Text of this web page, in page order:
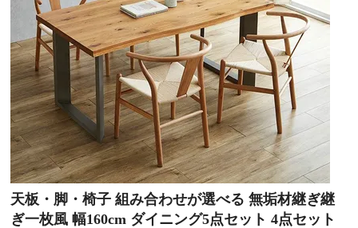
天板・脚・椅子 組み合わせが選べる 無垢材継ぎ継
ぎ一枚風 幅160cm ダイニング5点セット 4点セット